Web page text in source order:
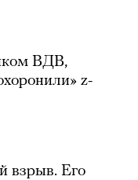
ВДВ,
z-
взрыв. Его